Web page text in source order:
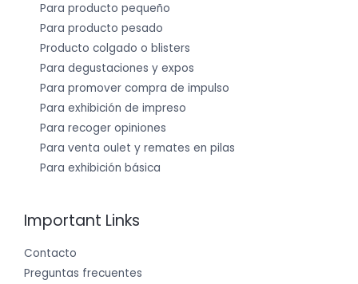
Para producto pequeño
Para producto pesado
Producto colgado o blisters
Para degustaciones y expos
Para promover compra de impulso
Para exhibición de impreso
Para recoger opiniones
Para venta oulet y remates en pilas
Para exhibición básica
Important Links
Contacto
Preguntas frecuentes